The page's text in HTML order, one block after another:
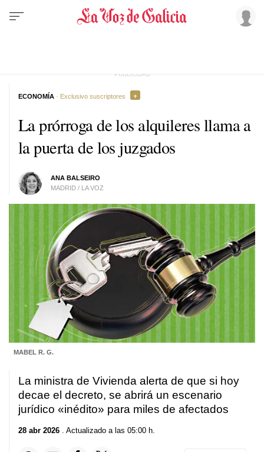
La prórroga de los alquileres llama a
la puerta de los juzgados
ANA BALSEIRO
MADRID / LA VOZ
ECONOMÍA · Exclusivo suscriptores
MABEL R. G.
La ministra de Vivienda alerta de que si hoy
decae el decreto, se abrirá un escenario
jurídico «inédito» para miles de afectados
28 abr 2026 . Actualizado a las 05:00 h.